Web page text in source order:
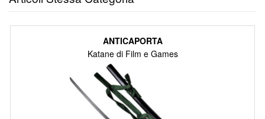
ANTICAPORTA
Katane di Film e Games